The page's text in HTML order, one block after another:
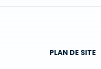
PLAN DE SITE